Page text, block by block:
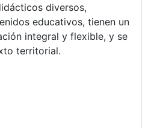
diversos,
educativos, tienen un
integral y flexible, y se
territorial.